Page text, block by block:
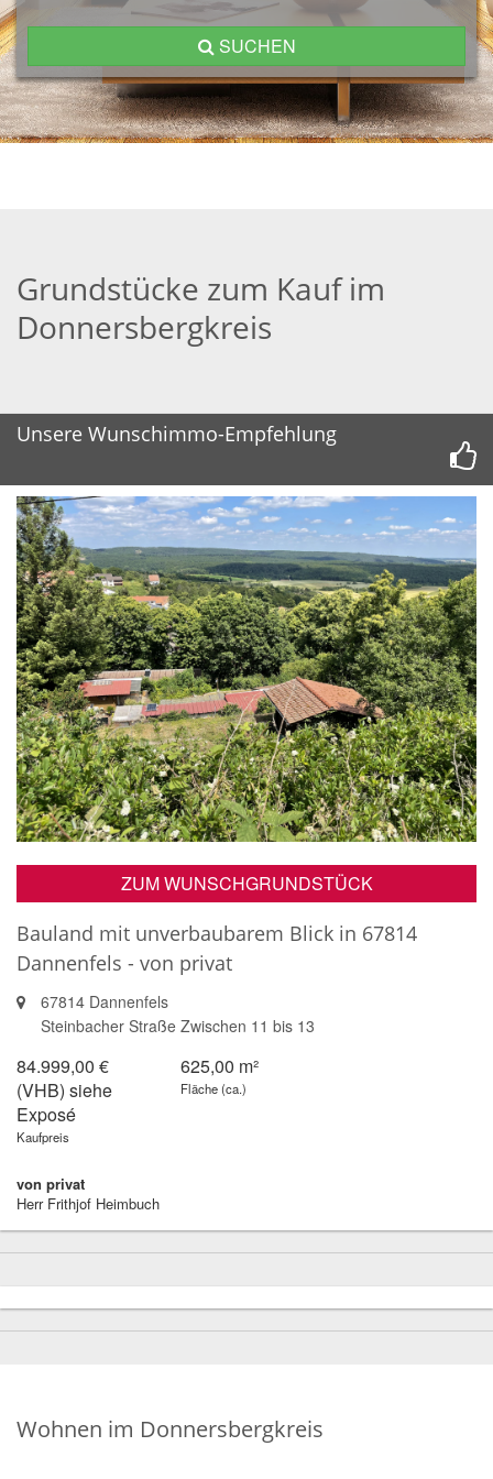
SUCHEN
Grundstücke zum Kauf im
Donnersbergkreis
Unsere Wunschimmo-Empfehlung
ZUM WUNSCHGRUNDSTÜCK
Bauland mit unverbaubarem Blick in 67814
Dannenfels - von privat
67814 Dannenfels
Steinbacher Straße Zwischen 11 bis 13
84.999,00 €
(VHB) siehe
Exposé
Kaufpreis
625,00 m²
Fläche (ca.)
von privat
Herr Frithjof Heimbuch
Wohnen im Donnersbergkreis